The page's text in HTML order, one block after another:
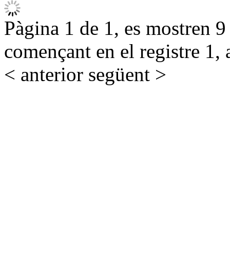
Pàgina 1 de 1, es mostren
començant en el registre 1,
< anterior següent >